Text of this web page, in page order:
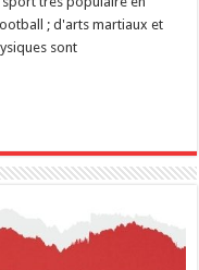
; d'arts martiaux et
sont